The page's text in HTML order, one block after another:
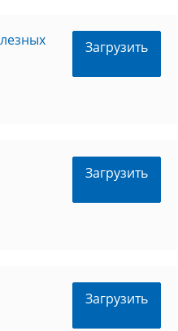
Загрузить
Загрузить
Загрузить